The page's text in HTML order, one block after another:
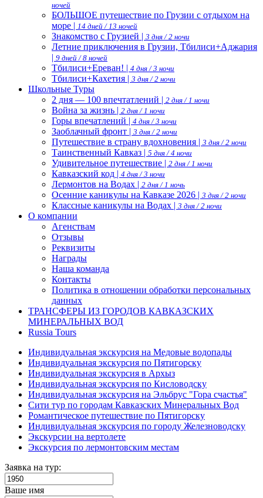
ночей
БОЛЬШОЕ путешествие по Грузии с отдыхом на
море | 14 дней / 13 ночей
Знакомство с Грузией | 3 дня / 2 ночи
Летние приключения в Грузии, Тбилиси+Аджария
| 9 дней / 8 ночей
Тбилиси+Ереван! | 4 дня / 3 ночи
Тбилиси+Кахетия | 3 дня / 2 ночи
Школьные Туры
2 дня — 100 впечтатлений | 2 дня / 1 ночи
Война за жизнь | 2 дня / 1 ночи
Горы впечатлений | 4 дня / 3 ночи
Заоблачный фронт | 3 дня / 2 ночи
Путешествие в страну вдохновения | 3 дня / 2 ночи
Таинственный Кавказ | 5 дня / 4 ночи
Удивительное путешествие | 2 дня / 1 ночи
Кавказский код | 4 дня / 3 ночи
Лермонтов на Водах | 2 дня / 1 ночь
Осенние каникулы на Кавказе 2026 | 3 дня / 2 ночи
Классные каникулы на Водах | 3 дня / 2 ночи
О компании
Агенствам
Отзывы
Реквизиты
Награды
Наша команда
Контакты
Политика в отношении обработки персональных
данных
ТРАНСФЕРЫ ИЗ ГОРОДОВ КАВКАЗСКИХ
МИНЕРАЛЬНЫХ ВОД
Russia Tours
Индивидуальная экскурсия на Медовые водопады
Индивидуальная экскурсия по Пятигорску
Индивидуальная экскурсия в Архыз
Индивидуальная экскурсия по Кисловодску
Индивидуальная экскурсия на Эльбрус "Гора счастья"
Сити тур по городам Кавказских Минеральных Вод
Романтическое путешествие по Пятигорску
Индивидуальная экскурсия по городу Железноводску
Экскурсии на вертолете
Экскурсия по лермонтовским местам
Заявка на тур:
Ваше имя